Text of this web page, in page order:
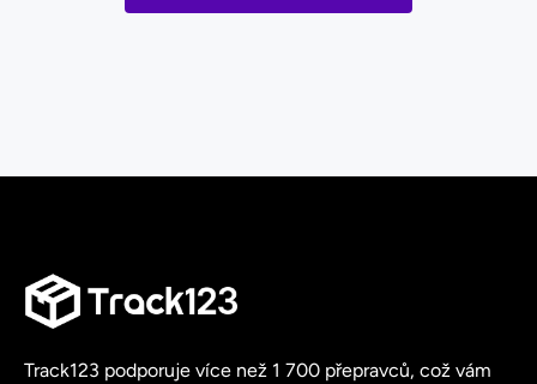
Track123 podporuje více než 1 700 přepravců, což vám